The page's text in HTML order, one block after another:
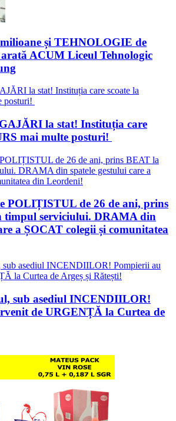
și TEHNOLOGIE de
ACUM Liceul Tehnologic
la stat! Instituția care
mai multe posturi!
POLIȚISTUL de 26 de ani, prins
timpul serviciului. DRAMA din
a ȘOCAT colegii și comunitatea
sub asediul INCENDIILOR!
de URGENȚĂ la Curtea de